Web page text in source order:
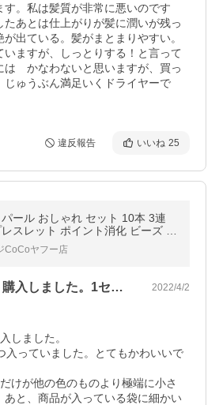
す。私は髪質が非常に悪いのです
あとは仕上がりが髪に潤いが残っ
出ている。髪がまとまりやすい。
ますが、しっとりする！と言って
は　かなわないと思いますが、買っ
じゅうぶん満足いくドライヤーで
違反報告 いいね 25
ール おしゃれ セット 10本 3連
スレット ポイント消化 ビーズ 真
セサリー プチプラ 大人かわいい
ール
CoCoヤフー店
ミックスを2セット購入しました。1セッ… 2022/4/2
しました。
入っていました。とてもかわいいで
けが他の色のものより極端に小さ
あと、商品が入っている袋に細かい